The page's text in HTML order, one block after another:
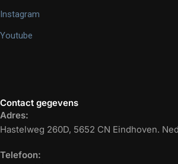
Instagram
Youtube
Contact gegevens
Adres:
Hastelweg 260D, 5652 CN Eindhoven.
Telefoon: